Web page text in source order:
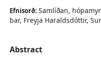
Efnisorð: Samlíðan,
bar, Freyja Haraldsdóttir,
Abstract